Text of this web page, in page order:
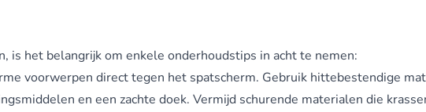
is het belangrijk om enkele onderhoudstips in acht te nemen:
voorwerpen direct tegen het spatscherm. Gebruik hittebestendige
en een zachte doek. Vermijd schurende materialen die